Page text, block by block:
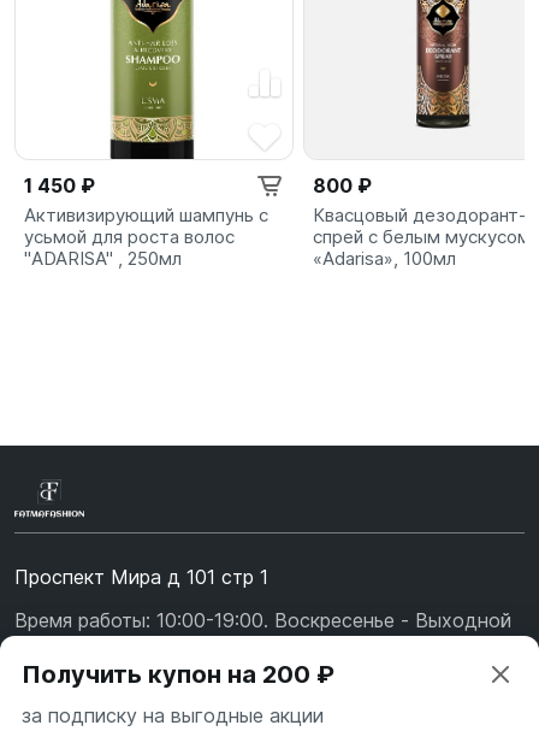
1 450 ₽
Активизирующий шампунь с
усьмой для роста волос
"ADARISA" , 250мл
800 ₽
Квасцовый дезодорант-
спрей с белым мускусом
«Adarisa», 100мл
Проспект Мира д 101 стр 1
Время работы: 10:00-19:00. Воскресенье - Выходной
+7 (926) 478-75-47
Получить купон на 200 ₽
за подписку на выгодные акции